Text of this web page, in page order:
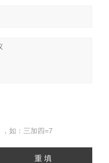
如：三加四=7